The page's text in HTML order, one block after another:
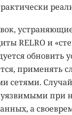
RELRO и
обновить
применять
сетями.
при
а